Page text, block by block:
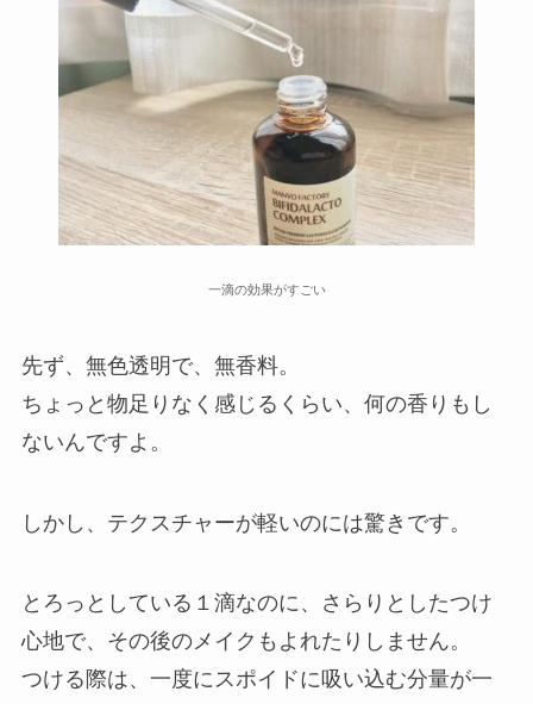
一滴の効果がすごい
先ず、無色透明で、無香料。
ちょっと物足りなく感じるくらい、何の香りもし
ないんですよ。
しかし、テクスチャーが軽いのには驚きです。
とろっとしている１滴なのに、さらりとしたつけ
心地で、その後のメイクもよれたりしません。
つける際は、一度にスポイドに吸い込む分量が一